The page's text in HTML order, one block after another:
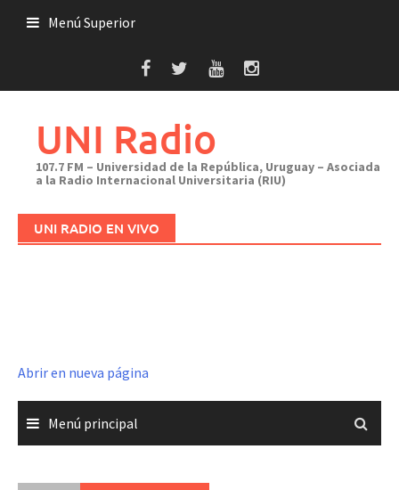
Menú Superior
UNI Radio
107.7 FM – Universidad de la República, Uruguay – Asociada
a la Radio Internacional Universitaria (RIU)
UNI RADIO EN VIVO
Abrir en nueva página
Menú principal